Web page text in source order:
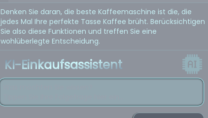
Denken Sie daran, die beste Kaffeemaschine ist die, die
jedes Mal Ihre perfekte Tasse Kaffee brüht. Berücksichtigen
Sie also diese Funktionen und treffen Sie eine
wohlüberlegte Entscheidung.
KI-Einkaufsassistent